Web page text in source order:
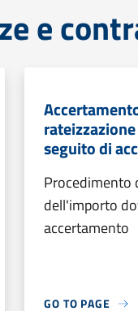
e
seguito di
Procedimento
dell'importo
accertamento
GO TO PAGE